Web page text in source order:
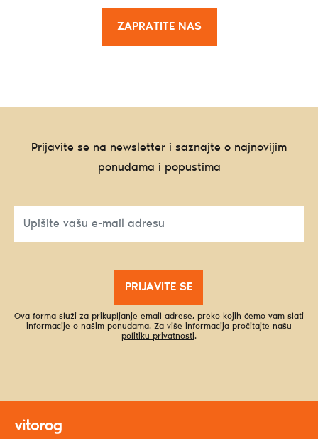
ZAPRATITE NAS
Prijavite se na newsletter i saznajte o najnovijim
ponudama i popustima
PRIJAVITE SE
Ova forma služi za prikupljanje email adrese, preko kojih ćemo vam slati
informacije o našim ponudama. Za više informacija pročitajte našu
politiku privatnosti.